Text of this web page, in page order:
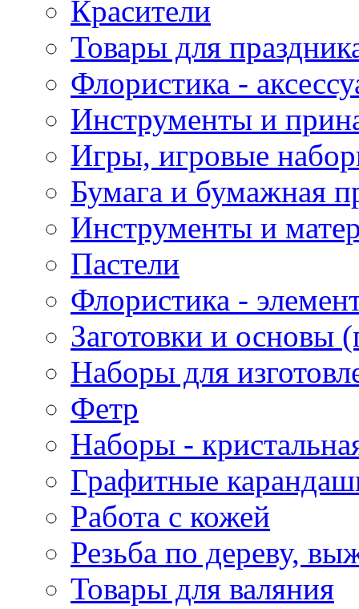
Красители
Товары для
Флористика -
Инструменты и
Игры, игровые
Бумага и бумажная
Инструменты и
Пастели
Флористика -
Заготовки и основы
Наборы для
Фетр
Наборы -
Графитные
Работа с кожей
Резьба по дереву,
Товары для валяния